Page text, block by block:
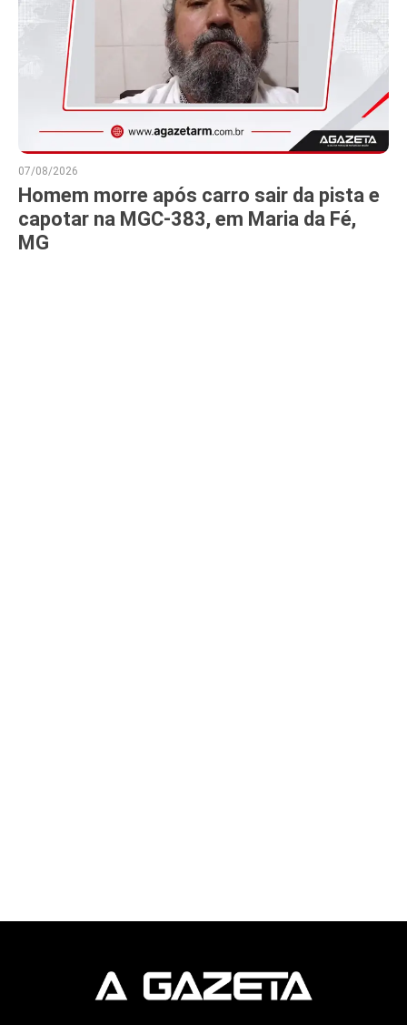
07/08/2026
Homem morre após carro sair da pista e
capotar na MGC-383, em Maria da Fé,
MG